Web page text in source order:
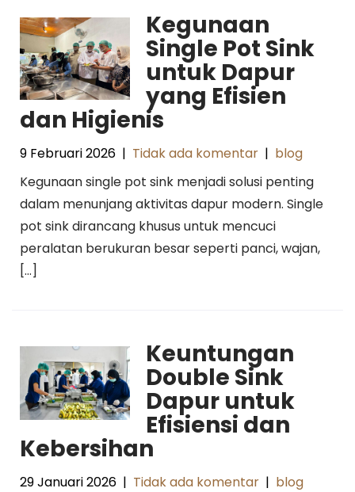
Kegunaan
Single Pot Sink
untuk Dapur
yang Efisien
dan Higienis
9 Februari 2026 | Tidak ada komentar | blog
Kegunaan single pot sink menjadi solusi penting
dalam menunjang aktivitas dapur modern. Single
pot sink dirancang khusus untuk mencuci
peralatan berukuran besar seperti panci, wajan,
[…]
Keuntungan
Double Sink
Dapur untuk
Efisiensi dan
Kebersihan
29 Januari 2026 | Tidak ada komentar | blog